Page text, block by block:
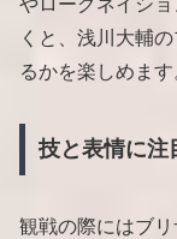
くと、浅川大輔
るかを楽しめます
技と表情に注
観戦の際にはブ